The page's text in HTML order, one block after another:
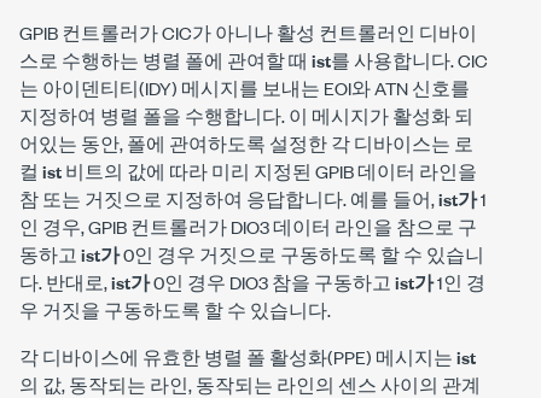
GPIB 컨트롤러가 CIC가 아니나 활성 컨트롤러인 디바이
스로 수행하는 병렬 폴에 관여할 때 ist를 사용합니다. CIC
는 아이덴티티(IDY) 메시지를 보내는 EOI와 ATN 신호를
지정하여 병렬 폴을 수행합니다. 이 메시지가 활성화 되
어있는 동안, 폴에 관여하도록 설정한 각 디바이스는 로
컬 ist비트의 값에 따라 미리 지정된 GPIB 데이터 라인을
참 또는 거짓으로 지정하여 응답합니다. 예를 들어,ist가1
인 경우, GPIB 컨트롤러가 DIO3 데이터 라인을 참으로 구
동하고 ist가0인 경우 거짓으로 구동하도록 할 수 있습니
다. 반대로,ist가0인 경우 DIO3 참을 구동하고 ist가1인 경
우 거짓을 구동하도록 할 수 있습니다.
각 디바이스에 유효한 병렬 폴 활성화(PPE) 메시지는ist
의 값, 동작되는 라인, 동작되는 라인의 센스 사이의 관계